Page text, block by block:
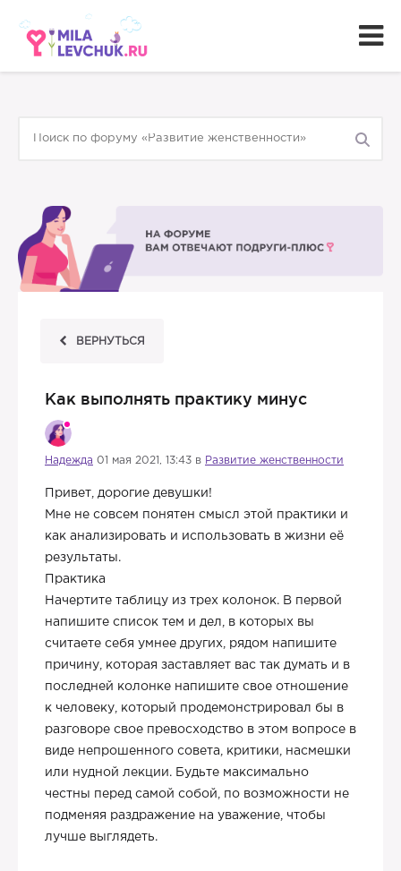
ВЕРНУТЬСЯ
Как выполнять практику минус
Надежда 01 мая 2021, 13:43 в Развитие женственности
Привет, дорогие девушки!
Мне не совсем понятен смысл этой практики и
как анализировать и использовать в жизни её
результаты.
Практика
Начертите таблицу из трех колонок. В первой
напишите список тем и дел, в которых вы
считаете себя умнее других, рядом напишите
причину, которая заставляет вас так думать и в
последней колонке напишите свое отношение
к человеку, который продемонстрировал бы в
разговоре свое превосходство в этом вопросе в
виде непрошенного совета, критики, насмешки
или нудной лекции. Будьте максимально
честны перед самой собой, по возможности не
подменяя раздражение на уважение, чтобы
лучше выглядеть.